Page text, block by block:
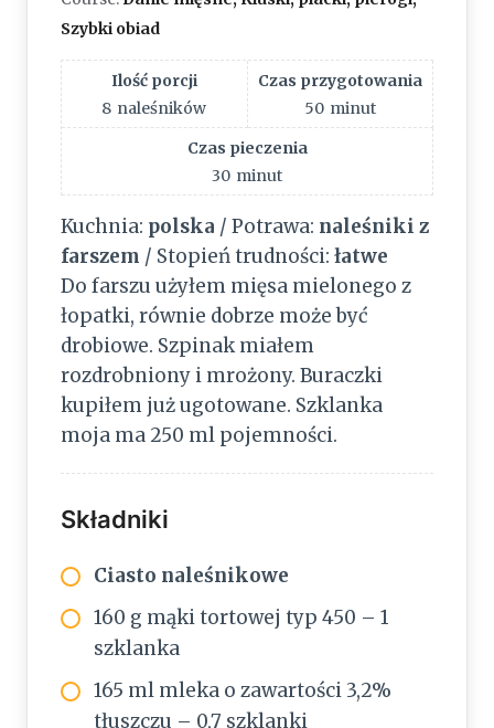
Szybki obiad
Ilość porcji
8 naleśników
Czas przygotowania
50 minut
Czas pieczenia
30 minut
Kuchnia: polska / Potrawa: naleśniki z
farszem / Stopień trudności: łatwe
Do farszu użyłem mięsa mielonego z
łopatki, równie dobrze może być
drobiowe. Szpinak miałem
rozdrobniony i mrożony. Buraczki
kupiłem już ugotowane. Szklanka
moja ma 250 ml pojemności.
Składniki
Ciasto naleśnikowe
160 g mąki tortowej typ 450 – 1
szklanka
165 ml mleka o zawartości 3,2%
tłuszczu – 0,7 szklanki